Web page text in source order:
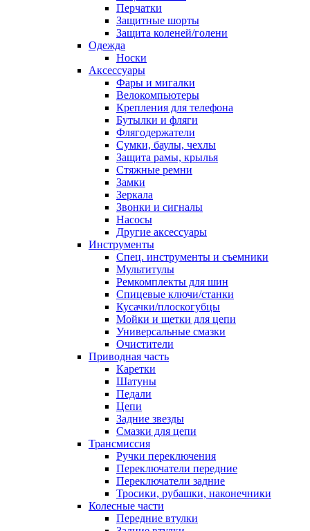
Перчатки
Защитные шорты
Защита коленей/голени
Одежда
Носки
Аксессуары
Фары и мигалки
Велокомпьютеры
Крепления для телефона
Бутылки и фляги
Флягодержатели
Сумки, баулы, чехлы
Защита рамы, крылья
Стяжные ремни
Замки
Зеркала
Звонки и сигналы
Насосы
Другие аксессуары
Инструменты
Спец. инструменты и съемники
Мультитулы
Ремкомплекты для шин
Спицевые ключи/станки
Кусачки/плоскогубцы
Мойки и щетки для цепи
Универсальные смазки
Очистители
Приводная часть
Каретки
Шатуны
Педали
Цепи
Задние звезды
Смазки для цепи
Трансмиссия
Ручки переключения
Переключатели передние
Переключатели задние
Тросики, рубашки, наконечники
Колесные части
Передние втулки